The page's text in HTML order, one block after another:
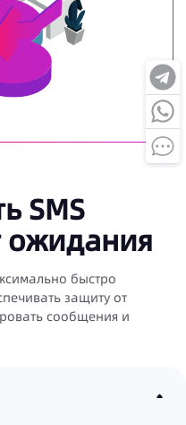
SMS
ожидания
быстро
защиту от
сообщения и